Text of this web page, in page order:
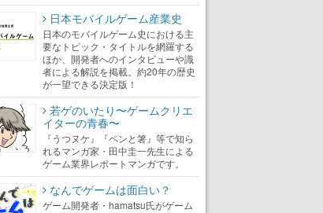
日本モバイルゲーム産業史
日本のモバイルゲーム史における主
要なトピック・タイトルを網羅する
ほか、開発者へのインタビューや識
者による解説を掲載。約20年の歴史
が一望できる決定版！
若ゲのいたり〜ゲームクリエ
イターの青春〜
『うつヌケ』『ペンと箸』等で知ら
れるマンガ家・田中圭一先生による
ゲーム業界レポートマンガです。
なんでゲームは面白い？
ゲーム開発者・hamatsu氏がゲーム